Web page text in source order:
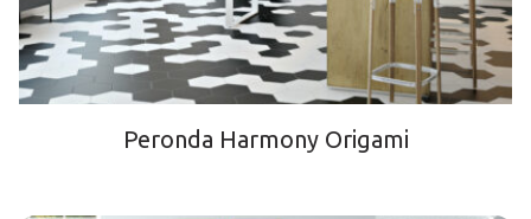
Peronda Harmony Origami